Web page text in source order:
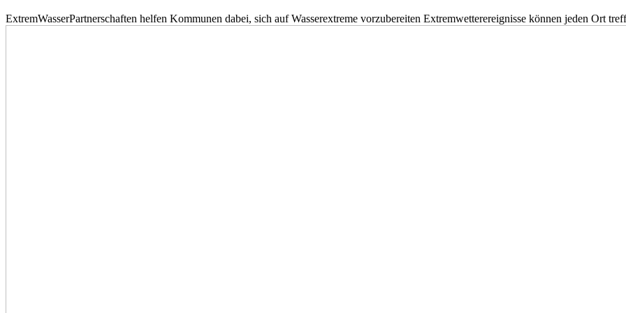
ExtremWasserPartnerschaften helfen Kommunen dabei, sich auf Wasserextreme vorzubereiten Extremwetterereignisse können jeden Ort